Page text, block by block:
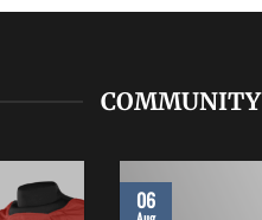
COMMUNITY
06